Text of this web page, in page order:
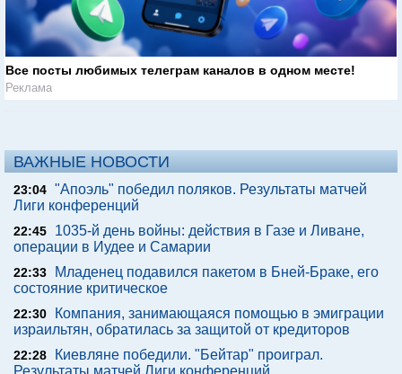
Все посты любимых телеграм каналов в одном месте!
Реклама
ВАЖНЫЕ НОВОСТИ
23:04 "Апоэль" победил поляков. Результаты матчей
Лиги конференций
22:45
1035-й день войны: действия в Газе и Ливане,
операции в Иудее и Самарии
22:33
Младенец подавился пакетом в Бней-Браке, его
состояние критическое
22:30
Компания, занимающаяся помощью в эмиграции
израильтян, обратилась за защитой от кредиторов
22:28
Киевляне победили. "Бейтар" проиграл.